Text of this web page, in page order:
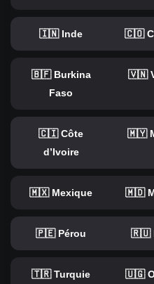
🇮🇳 Inde 🇨🇴
🇧🇫 Burkina
Faso
🇻🇳
🇨🇮 Côte
d’Ivoire
🇲🇾
🇲🇽 Mexique 🇲🇩
🇵🇪 Pérou 🇷🇺
🇹🇷 Turquie 🇺🇬